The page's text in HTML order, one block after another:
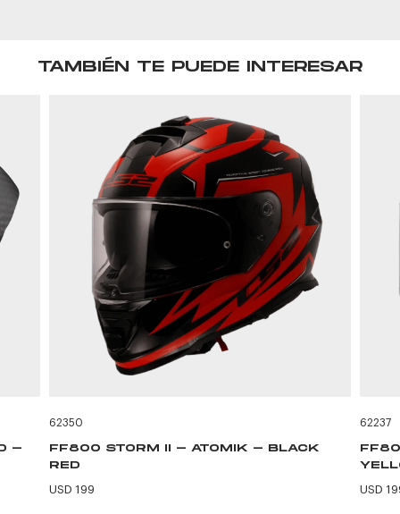
TAMBIÉN TE PUEDE INTERESAR
-
62350
FF800 STORM II - ATOMIK - BLACK
RED
USD 199
62237
USD